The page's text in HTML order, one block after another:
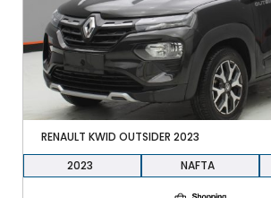
RENAULT KWID OUTSIDER 2023
2023
NAFTA